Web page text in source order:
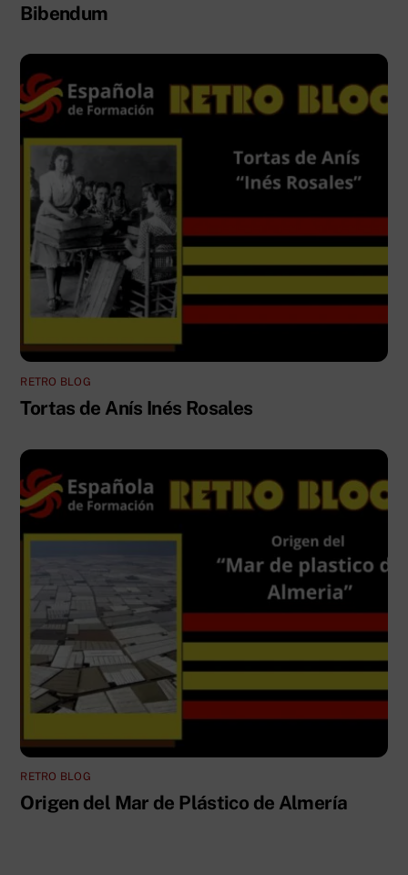
Bibendum
RETRO BLOG
Tortas de Anís Inés Rosales
RETRO BLOG
Origen del Mar de Plástico de Almería